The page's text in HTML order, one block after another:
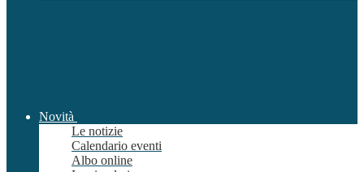
Novità
Le notizie
Calendario eventi
Albo online